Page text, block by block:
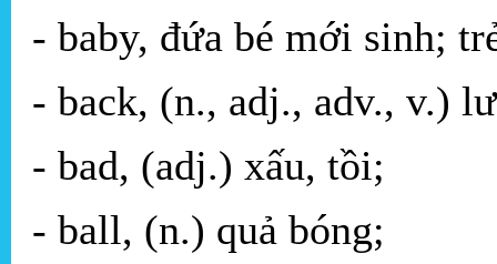
- baby, đứa bé mới sinh;
- back, (n., adj., adv., v.)
- bad, (adj.) xấu, tồi;
- ball, (n.) quả bóng;